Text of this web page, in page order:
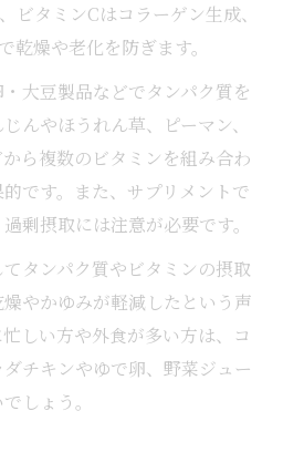
ビタミンCはコラーゲン生成、
乾燥や老化を防ぎます。
大豆製品などでタンパク質を
んやほうれん草、ピーマン、
ら複数のビタミンを組み合わ
です。また、サプリメントで
剰摂取には注意が必要です。
タンパク質やビタミンの摂取
やかゆみが軽減したという声
しい方や外食が多い方は、コ
チキンやゆで卵、野菜ジュー
しょう。